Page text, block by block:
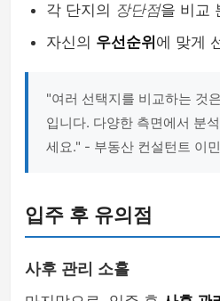
각 단지의 장단점을 비교
자신의 우선순위 에 맞게
"여러 선택지를 비교하는 것
입니다. 다양한 측면에서 분
세요." - 부동산 컨설턴트 이
입주 후 유의점
사후 관리 소홀